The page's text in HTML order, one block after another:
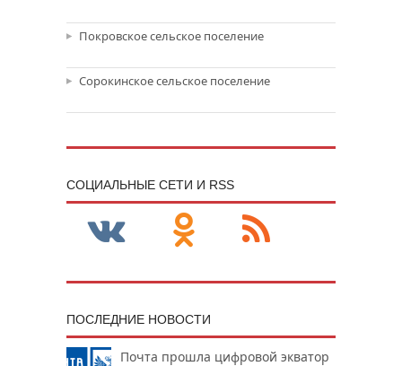
Покровское сельское поселение
Сорокинское сельское поселение
CОЦИАЛЬНЫЕ СЕТИ И RSS
ПОСЛЕДНИЕ НОВОСТИ
Почта прошла цифровой экватор